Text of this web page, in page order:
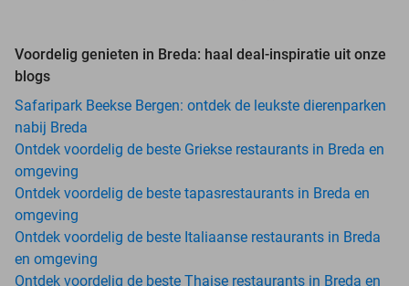
Voordelig genieten in Breda: haal deal-inspiratie uit onze
blogs
Safaripark Beekse Bergen: ontdek de leukste dierenparken
nabij Breda
Ontdek voordelig de beste Griekse restaurants in Breda en
omgeving
Ontdek voordelig de beste tapasrestaurants in Breda en
omgeving
Ontdek voordelig de beste Italiaanse restaurants in Breda
en omgeving
Ontdek voordelig de beste Thaise restaurants in Breda en